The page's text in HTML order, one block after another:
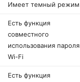
Имеет темный режим
Есть функция
совместного
использования пароля
Wi-Fi
Есть функция